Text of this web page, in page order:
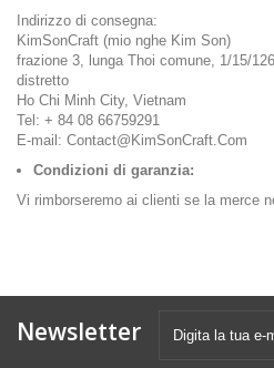
Indirizzo di consegna:
KimSonCraft (mio nghe Kim Son)
frazione 3, lunga Thoi comune, 1/15/
distretto
Ho Chi Minh City, Vietnam
Tel: + 84 08 66759291
E-mail: Contact@KimSonCraft.Com
Condizioni di garanzia:
Vi rimborseremo ai clienti se la merce
Newsletter